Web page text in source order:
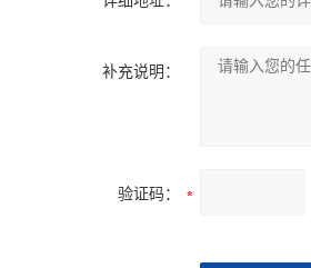
补充说明：
验证码：